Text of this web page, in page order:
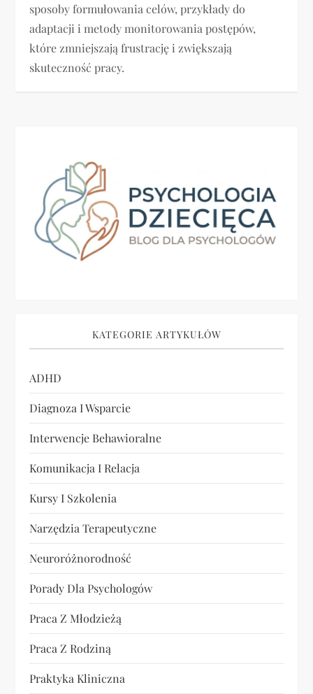
sposoby formułowania celów, przykłady do
adaptacji i metody monitorowania postępów,
które zmniejszają frustrację i zwiększają
skuteczność pracy.
KATEGORIE ARTYKUŁÓW
ADHD
Diagnoza I Wsparcie
Interwencje Behawioralne
Komunikacja I Relacja
Kursy I Szkolenia
Narzędzia Terapeutyczne
Neuroróżnorodność
Porady Dla Psychologów
Praca Z Młodzieżą
Praca Z Rodziną
Praktyka Kliniczna